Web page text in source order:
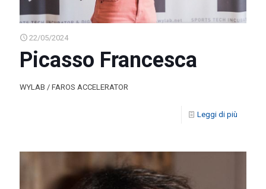
22/05/2024
Picasso Francesca
WYLAB / FAROS ACCELERATOR
Leggi di più